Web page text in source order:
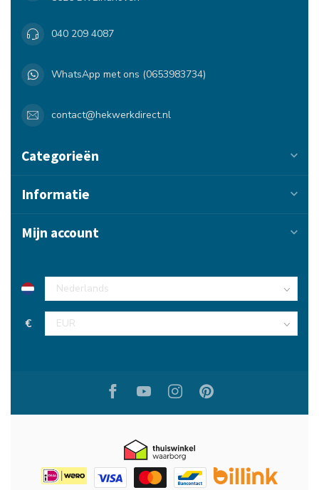
040 209 4087
WhatsApp met ons (0653983734)
contact@hekwerkdirect.nl
Categorieën
Informatie
Mijn account
€